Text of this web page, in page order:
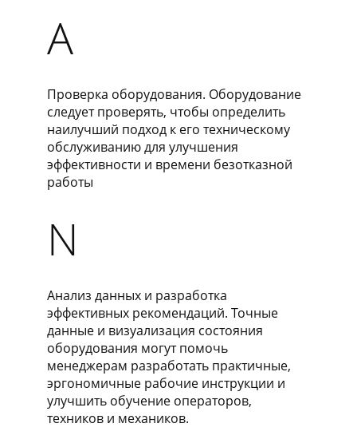
​A
Проверка оборудования. Оборудование
следует проверять, чтобы определить
наилучший подход к его техническому
обслуживанию для улучшения
эффективности и времени безотказной
работы
N
Анализ данных и разработка
эффективных рекомендаций. Точные
данные и визуализация состояния
оборудования могут помочь
менеджерам разработать практичные,
эргономичные рабочие инструкции и
улучшить обучение операторов,
техников и механиков.